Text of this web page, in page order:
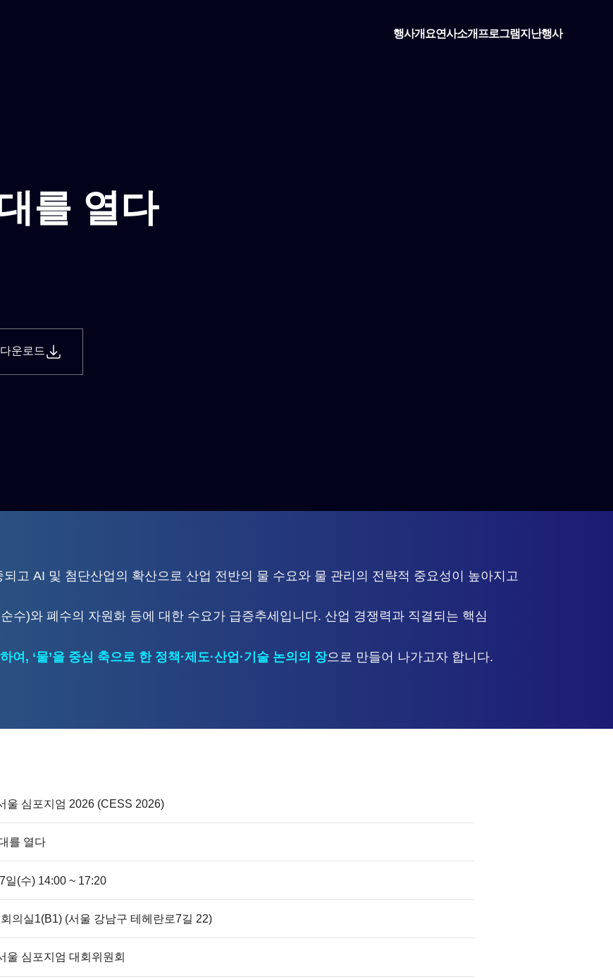
행사개요연사소개프로그램지난행사
를 열다
운로드
고 AI 및 첨단산업의 확산으로 산업 전반의 물 수요와 물 관리의 전략적 중요성이 높아지고
수)와 폐수의 자원화 등에 대한 수요가 급증추세입니다. 산업 경쟁력과 직결되는 핵심
, ‘물’을 중심 축으로 한 정책·제도·산업·기술 논의의 장으로 만들어 나가고자 합니다.
울 심포지엄 2026 (CESS 2026)
를 열다
일(수) 14:00 ~ 17:20
의실1(B1) (서울 강남구 테헤란로7길 22)
울 심포지엄 대회위원회